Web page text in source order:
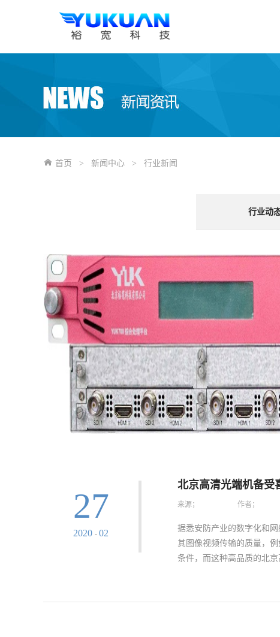
首页 > 新闻中心 > 行业新闻
行业动
27
2020 - 02
北京高清光端机备受
来源； 作者；
据悉安防产业的数字化和
其图像视频传输的质量，
条件，而这种高品质的北
术不断成熟满足了高标准